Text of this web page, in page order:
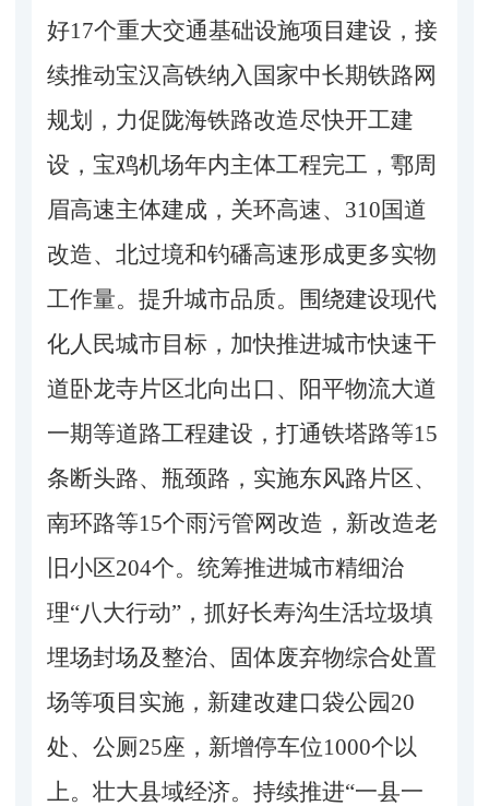
好17个重大交通基础设施项目建设，接
续推动宝汉高铁纳入国家中长期铁路网
规划，力促陇海铁路改造尽快开工建
设，宝鸡机场年内主体工程完工，鄠周
眉高速主体建成，关环高速、310国道
改造、北过境和钓磻高速形成更多实物
工作量。提升城市品质。围绕建设现代
化人民城市目标，加快推进城市快速干
道卧龙寺片区北向出口、阳平物流大道
一期等道路工程建设，打通铁塔路等15
条断头路、瓶颈路，实施东风路片区、
南环路等15个雨污管网改造，新改造老
旧小区204个。统筹推进城市精细治
理“八大行动”，抓好长寿沟生活垃圾填
埋场封场及整治、固体废弃物综合处置
场等项目实施，新建改建口袋公园20
处、公厕25座，新增停车位1000个以
上。壮大县域经济。持续推进“一县一